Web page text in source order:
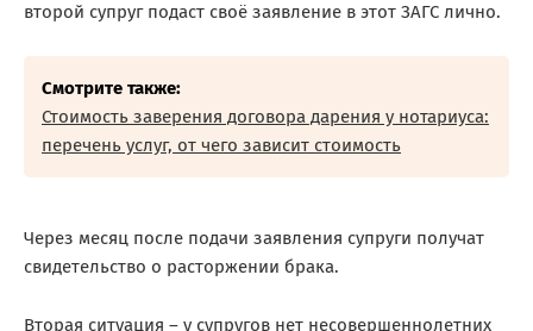
второй супруг подаст своё заявление в этот ЗАГС лично.
Смотрите также:
Стоимость заверения договора дарения у нотариуса:
перечень услуг, от чего зависит стоимость
Через месяц после подачи заявления супруги получат
свидетельство о расторжении брака.
Вторая ситуация – у супругов нет несовершеннолетних